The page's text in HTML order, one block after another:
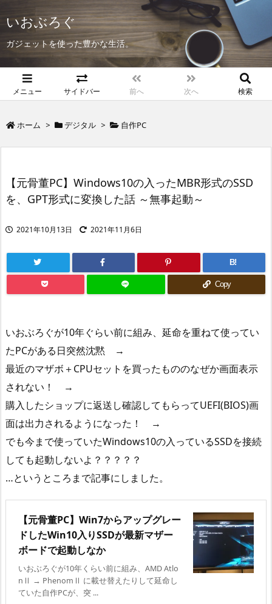
いおぶろぐ
ガジェットを使った豊かな生活。
メニュー サイドバー 前へ 次へ 検索
ホーム > デジタル > 自作PC
【元骨董PC】Windows10の入ったMBR形式のSSD
を、GPT形式に変換した話 ～無事起動～
2021年10月13日 2021年11月6日
B!
Copy
いおぶろぐが10年ぐらい前に組み、延命を重ねて使ってい
たPCがある日突然沈黙 →
最近のマザボ＋CPUセットを買ったもののなぜか画面表示
されない！ →
購入したショップに返送し確認してもらってUEFI(BIOS)画
面は出力されるようになった！ →
でも今まで使っていたWindows10の入っているSSDを接続
しても起動しないよ？？？？？
…というところまで記事にしました。
【元骨董PC】Win7からアップグレー
ドしたWin10入りSSDが最新マザー
ボードで起動しなか
いおぶろぐが10年くらい前に組み、AMD Atlo
nⅡ → PhenomⅡ に載せ替えたりして延命し
ていた自作PCが、突 ...